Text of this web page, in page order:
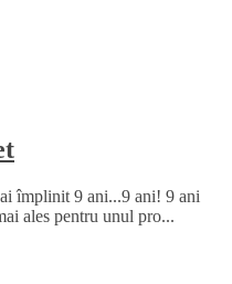
împlinit 9 ani...9 ani! 9 ani
ales pentru unul pro...